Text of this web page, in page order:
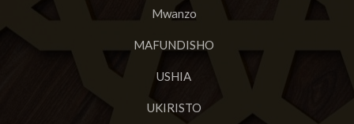
Mwanzo
MAFUNDISHO
USHIA
UKIRISTO